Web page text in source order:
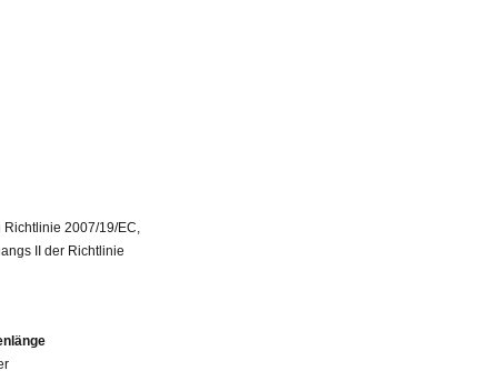
Richtlinie 2007/19/EC,
II der Richtlinie